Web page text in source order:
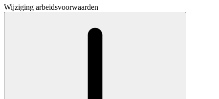
Wijziging arbeidsvoorwaarden